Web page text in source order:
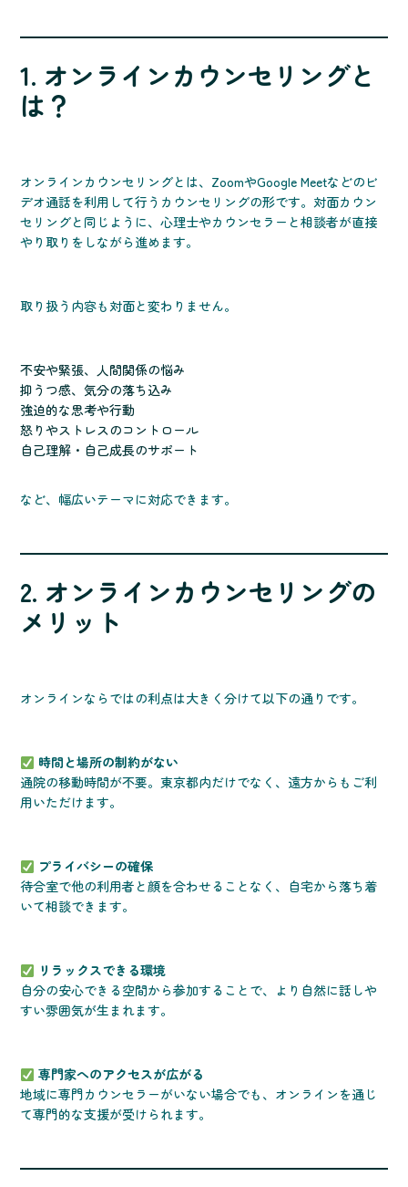
1. オンラインカウンセリングと
は？
オンラインカウンセリングとは、ZoomやGoogle Meetなどのビ
デオ通話を利用して行うカウンセリングの形です。対面カウン
セリングと同じように、心理士やカウンセラーと相談者が直接
やり取りをしながら進めます。
取り扱う内容も対面と変わりません。
不安や緊張、人間関係の悩み
抑うつ感、気分の落ち込み
強迫的な思考や行動
怒りやストレスのコントロール
自己理解・自己成長のサポート
など、幅広いテーマに対応できます。
2. オンラインカウンセリングの
メリット
オンラインならではの利点は大きく分けて以下の通りです。
時間と場所の制約がない
通院の移動時間が不要。東京都内だけでなく、遠方からもご利
用いただけます。
プライバシーの確保
待合室で他の利用者と顔を合わせることなく、自宅から落ち着
いて相談できます。
リラックスできる環境
自分の安心できる空間から参加することで、より自然に話しや
すい雰囲気が生まれます。
専門家へのアクセスが広がる
地域に専門カウンセラーがいない場合でも、オンラインを通じ
て専門的な支援が受けられます。